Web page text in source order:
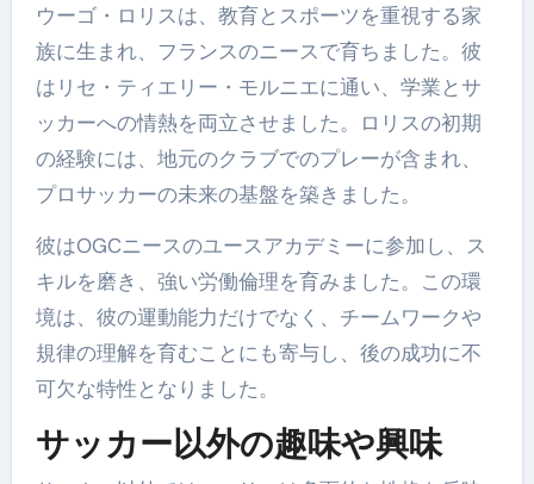
ウーゴ・ロリスは、教育とスポーツを重視する家
族に生まれ、フランスのニースで育ちました。彼
はリセ・ティエリー・モルニエに通い、学業とサ
ッカーへの情熱を両立させました。ロリスの初期
の経験には、地元のクラブでのプレーが含まれ、
プロサッカーの未来の基盤を築きました。
彼はOGCニースのユースアカデミーに参加し、ス
キルを磨き、強い労働倫理を育みました。この環
境は、彼の運動能力だけでなく、チームワークや
規律の理解を育むことにも寄与し、後の成功に不
可欠な特性となりました。
サッカー以外の趣味や興味